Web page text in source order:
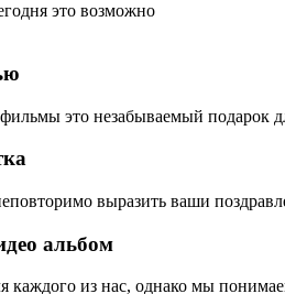
это возможно
это незабываемый подарок
выразить ваши
альбом
каждого из нас, однако мы